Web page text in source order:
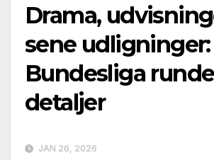
Drama,
sene udligninger:
Bundesliga runde
detaljer
JAN 26, 2026